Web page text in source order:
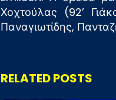
Χοχτούλας (92’
Παναγιωτίδης,
RELATED POSTS